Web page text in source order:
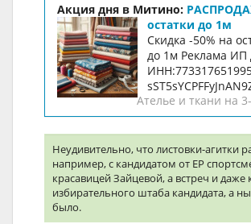
Акция дня в Митино:
остатки до 1м
Скидка -50% на
до 1м Реклама ИП
Ателье и ткани на
Неудивительно, что листовки-агитки
например, с кандидатом от ЕР
красавицей Зайцевой, а встреч и даже
избирательного штаба кандидата, а
было.